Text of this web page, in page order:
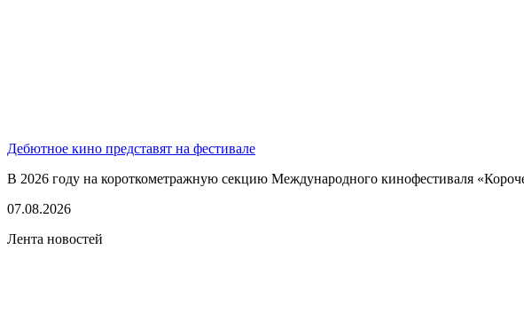
Дебютное кино представят на фестивале
В 2026 году на короткометражную секцию Международного кинофестиваля
07.08.2026
Лента новостей